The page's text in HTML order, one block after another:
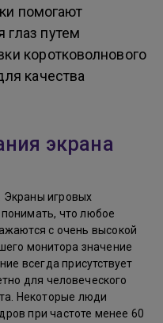
помогают
глаз путем
коротковолнового
качества
экрана
Экраны игровых
что любое
с очень высокой
монитора значение
всегда присутствует
для человеческого
Некоторые люди
при частоте менее 60